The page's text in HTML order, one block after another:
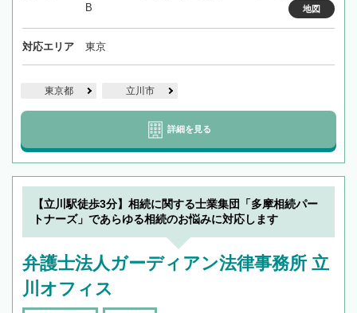
B
地図
対応エリア 東京
東京都 立川市
詳細を見る
【立川駅徒歩3分】相続に関する士業集団「多摩相続パー
トナーズ」であらゆる相続のお悩みに対応します
弁護士法人ガーディアン法律事務所 立
川オフィス